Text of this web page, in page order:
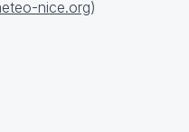
nice.org)